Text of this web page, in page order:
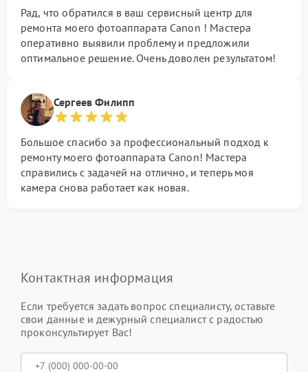
Рад, что обратился в ваш сервисный центр для
ремонта моего фотоаппарата Canon ! Мастера
оперативно выявили проблему и предложили
оптимальное решение. Очень доволен результатом!
Сергеев Филипп
Большое спасибо за профессиональный подход к
ремонту моего фотоаппарата Canon! Мастера
справились с задачей на отлично, и теперь моя
камера снова работает как новая.
Контактная информация
Если требуется задать вопрос специалисту, оставьте
свои данные и дежурный специалист с радостью
проконсультирует Вас!